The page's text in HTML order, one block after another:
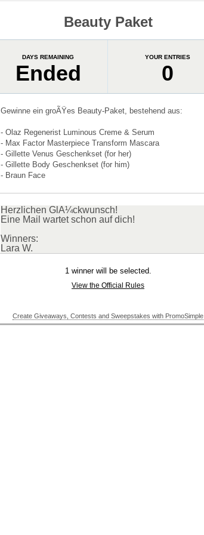
Beauty Paket
DAYS REMAINING
Ended
YOUR ENTRIES
0
Gewinne ein groÃŸes Beauty-Paket, bestehend aus:
- Olaz Regenerist Luminous Creme & Serum
- Max Factor Masterpiece Transform Mascara
- Gillette Venus Geschenkset (for her)
- Gillette Body Geschenkset (for him)
- Braun Face
Herzlichen GlÃ¼ckwunsch!
Eine Mail wartet schon auf dich!
Winners:
Lara W.
1 winner will be selected.
View the Official Rules
Create Giveaways, Contests and Sweepstakes with PromoSimple